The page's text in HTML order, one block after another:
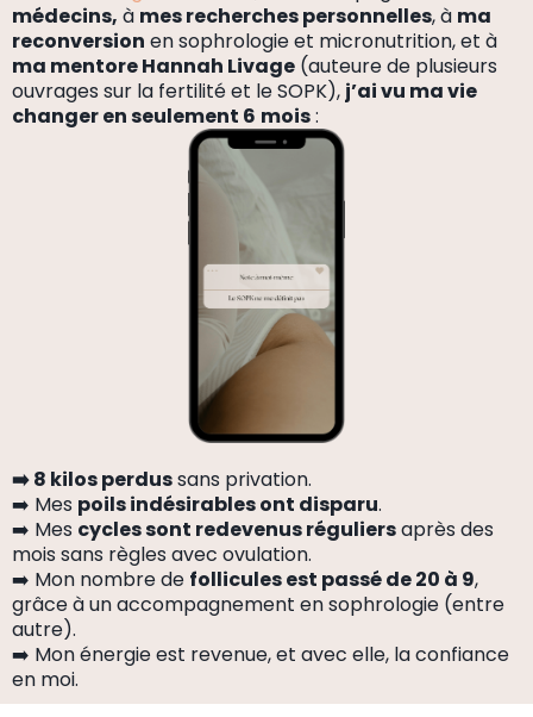
médecins, à mes recherches personnelles, à ma
reconversion en sophrologie et micronutrition, et à
ma mentore Hannah Livage (auteure de plusieurs
ouvrages sur la fertilité et le SOPK), j’ai vu ma vie
changer en seulement 6 mois:
➡️ 8 kilos perdussans privation.
➡️ Mes poils indésirables ont disparu.
➡️ Mes cycles sont redevenus réguliersaprès des
mois sans règles avec ovulation.
➡️ Mon nombre de follicules est passé de 20 à 9,
grâce à un accompagnement en sophrologie (entre
autre).
➡️ Mon énergie est revenue, et avec elle, la confiance
en moi.